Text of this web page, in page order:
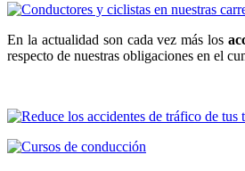
En la actualidad son cada vez más los
respecto de nuestras obligaciones en el